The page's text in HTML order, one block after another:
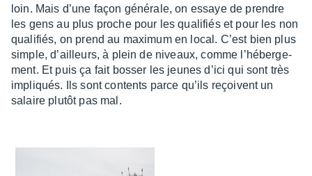
loin. Mais d’une façon géné­rale, on essaye de prendre
les gens au plus proche pour les quali­fiés et pour les non
quali­fiés, on prend au maxi­mum en local. C’est bien plus
simple, d’ailleurs, à plein de niveaux, comme l’hé­ber­ge­
ment. Et puis ça fait bosser les jeunes d’ici qui sont très
impliqués. Ils sont contents parce qu’ils reçoivent un
salaire plutôt pas mal.